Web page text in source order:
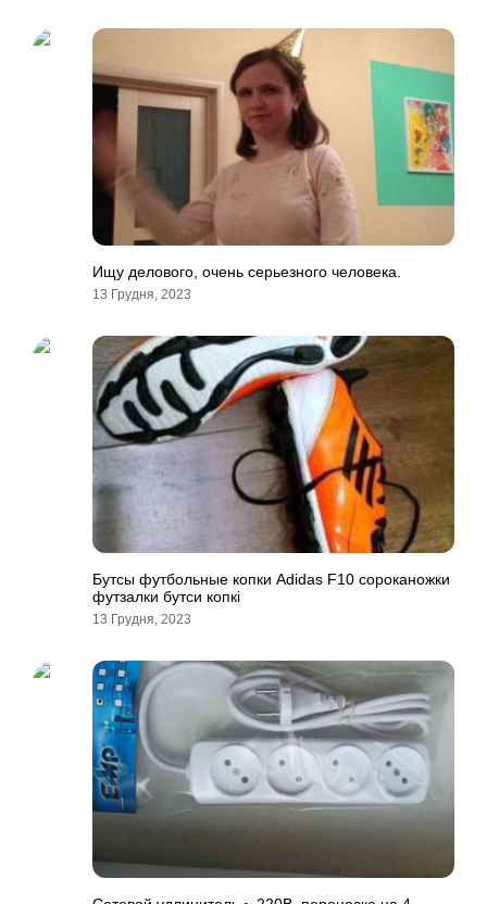
Ищу делового, очень серьезного человека.
13 Грудня, 2023
Бутсы футбольные копки Adidas F10 сороканожки
футзалки бутси копкi
13 Грудня, 2023